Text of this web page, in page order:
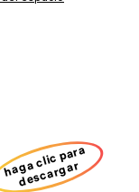
haga clic para
descargar